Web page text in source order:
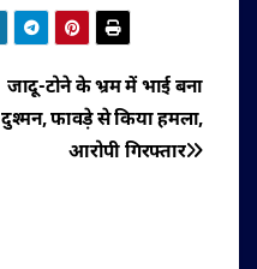
जादू-टोने के भ्रम में भाई बना
दुश्मन, फावड़े से किया हमला,
आरोपी गिरफ्तार